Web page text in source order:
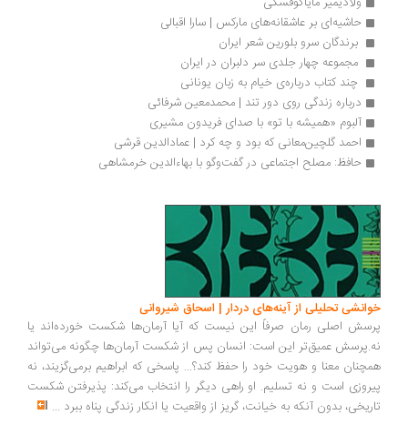
حاشیه‌ای بر عاشقانه‌های مارکس | سارا اقبالی
برندگان سرو بلورین شعر ایران
مجموعه چهار جلدی سر دلبران در ایران
چند کتاب درباره‌ی خیام به زبان یونانی
درباره زندگی روی دور تند | محمد‌معین شرفائی
آلبوم «همیشه با تو» با صدای فریدون مشیری
احمد گلچین‌معانی که بود و چه کرد | عمادالدین قرشی
حافظ: مصلح اجتماعی در گفت‌وگو با بهاءالدین خرمشاهی
خوانشی تحلیلی از آینه‌های دردار | اسحاق شیروانی
پرسش اصلی رمان صرفاً این نیست که آیا آرمان‌ها شکست خورده‌اند یا
نه.پرسش عمیق‌تر این است: انسان پس از شکست آرمان‌ها چگونه می‌تواند
همچنان معنا و هویت خود را حفظ کند؟... پاسخی که ابراهیم برمی‌گزیند، نه
پیروزی است و نه تسلیم. او راهی دیگر را انتخاب می‌کند: پذیرفتن شکست
تاریخی، بدون آنکه به خیانت، گریز از واقعیت یا انکار زندگی پناه ببرد ...